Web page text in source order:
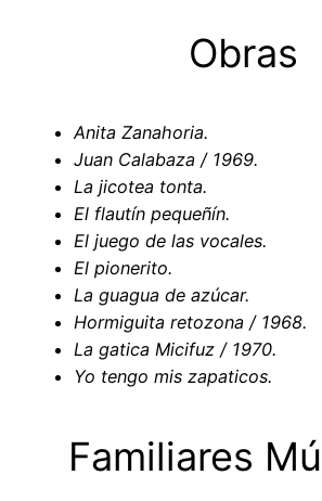
Obras
Anita Zanahoria.
Juan Calabaza / 1969.
La jicotea tonta.
El flautín pequeñín.
El juego de las vocales.
El pionerito.
La guagua de azúcar.
Hormiguita retozona / 1968.
La gatica Micifuz / 1970.
Yo tengo mis zapaticos.
Familiares